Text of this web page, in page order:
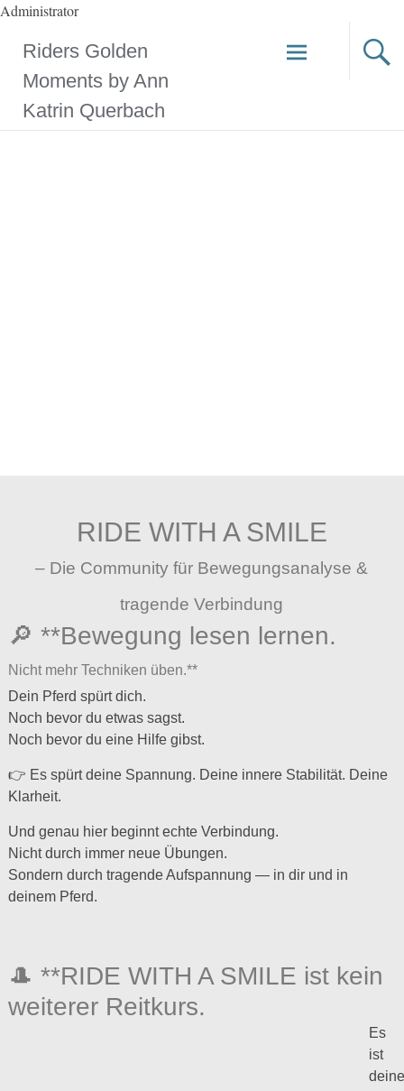
Administrator
Inhalt
springen
Riders Golden
Moments by Ann
Katrin Querbach
RIDE WITH A SMILE
– Die Community für Bewegungsanalyse &
tragende Verbindung
🔎 **Bewegung lesen lernen.
Nicht mehr Techniken üben.**
Dein Pferd spürt dich.
Noch bevor du etwas sagst.
Noch bevor du eine Hilfe gibst.
👉 Es spürt deine Spannung. Deine innere Stabilität. Deine
Klarheit.
Und genau hier beginnt echte Verbindung.
Nicht durch immer neue Übungen.
Sondern durch tragende Aufspannung — in dir und in
deinem Pferd.
🎩 **RIDE WITH A SMILE ist kein
weiterer Reitkurs.
Es
ist
deine